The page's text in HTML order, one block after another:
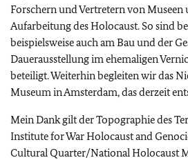
Forschern und Vertretern von Museen
Aufarbeitung des Holocaust. So sind
beispielsweise auch am Bau und der
Dauerausstellung im ehemaligen
beteiligt. Weiterhin begleiten wir das
Museum in Amsterdam, das derzeit
Mein Dank gilt der Topographie des
Institute for War Holocaust and
Cultural Quarter/National Holocaust